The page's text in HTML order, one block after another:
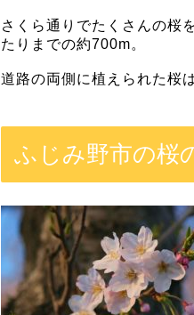
さくら通りでたくさんの桜
たりまでの約700m。
道路の両側に植えられた桜
ふじみ野市の桜